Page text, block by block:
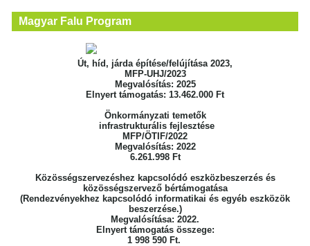
Magyar Falu Program
Út, híd, járda építése/felújítása 2023,
MFP-UHJ/2023
Megvalósítás: 2025
Elnyert támogatás: 13.462.000 Ft
Önkormányzati temetők
infrastrukturális fejlesztése
MFP/ÖTIF/2022
Megvalósítás: 2022
6.261.998 Ft
Közösségszervezéshez kapcsolódó eszközbeszerzés és
közösségszervező bértámogatása
(Rendezvényekhez kapcsolódó informatikai és egyéb eszközök
beszerzése.)
Megvalósítása: 2022.
Elnyert támogatás összege:
1 998 590 Ft.